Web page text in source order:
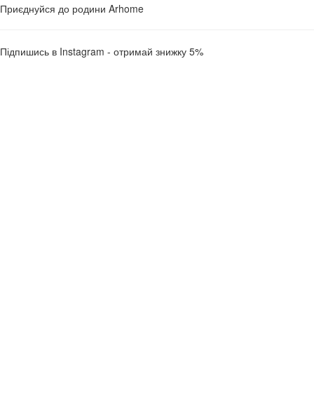
Приєднуйся до родини Arhome
Підпишись в Instagram - отримай знижку 5%